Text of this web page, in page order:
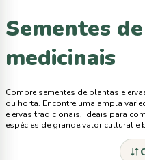
Sementes
medicinais
Compre sementes de plantas e
ou horta. Encontre uma ampla
e ervas tradicionais, ideais para
espécies de grande valor cultural e